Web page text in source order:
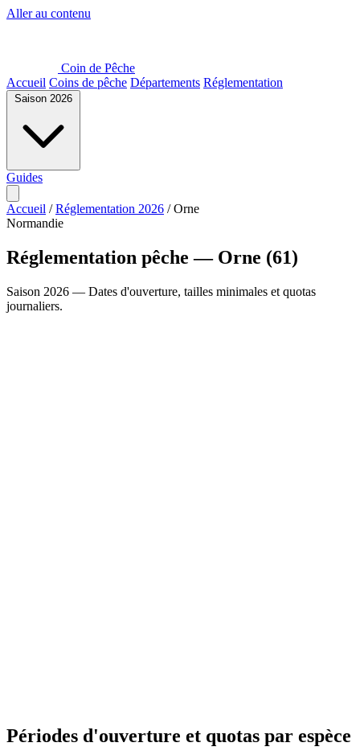
Aller au contenu
Coin de Pêche
Accueil Coins de pêche Départements Réglementation
Saison 2026
Guides
Accueil / Réglementation 2026 / Orne
Normandie
Réglementation pêche — Orne (61)
Saison 2026 — Dates d'ouverture, tailles minimales et quotas
journaliers.
Périodes d'ouverture et quotas par espèce